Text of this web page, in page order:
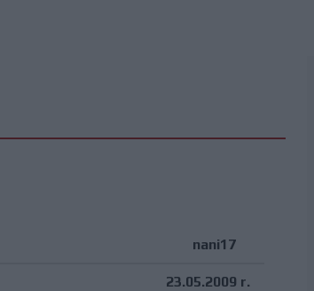
nani17
23.05.2009 r.